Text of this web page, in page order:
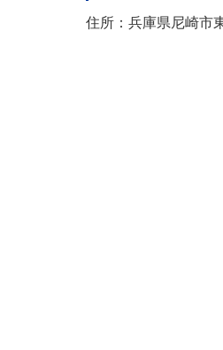
住所：兵庫県尼崎市